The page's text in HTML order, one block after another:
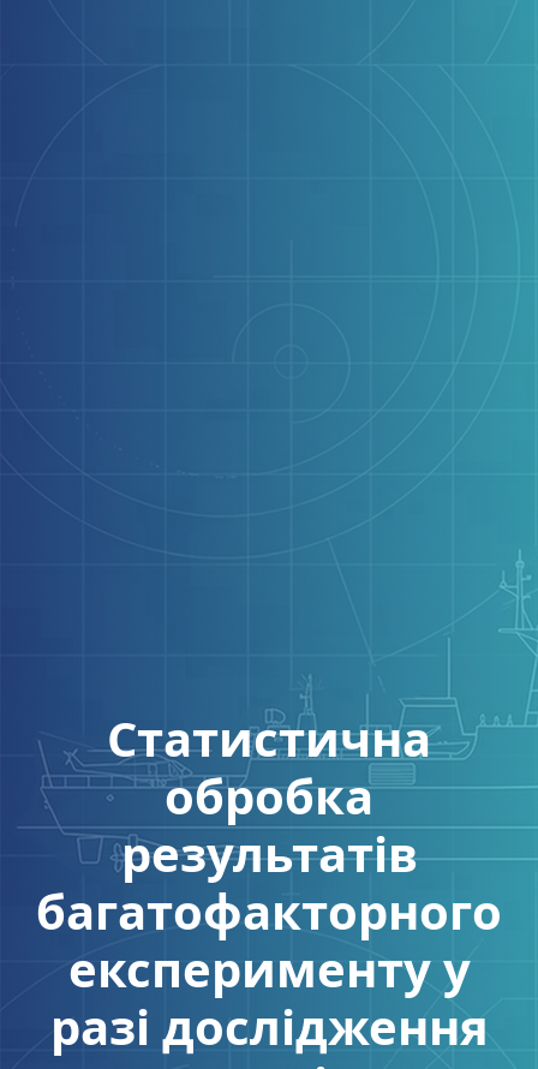
Статистична
обробка
результатів
багатофакторного
експерименту у
разі дослідження